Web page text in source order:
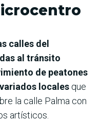
calles del
al tránsito
de peatones
locales que
la calle Palma con
artísticos.